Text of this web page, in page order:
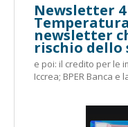
Newsletter 4
newsletter
rischio dello
e poi: il credito per le
Iccrea; BPER Banca e